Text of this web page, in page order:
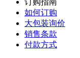
订购指南
如何订购
大包装询价
销售条款
付款方式